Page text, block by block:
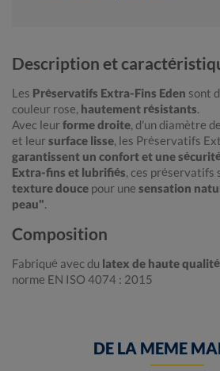
Description et
Les Préservatifs Extra-Fins Eden sont
couleur rose, hautement résistants.
Avec leurforme droite, d'un diamètre
et leursurface lisse, les Préservatifs
garantissent un confort et une
Extra-fins et lubrifiés, ces préservatifs
texture douce pour une sensation
peau".
Composition
Fabriqué avec du latex de haute qualité
norme EN ISO 4074 : 2015
DE LA MEME